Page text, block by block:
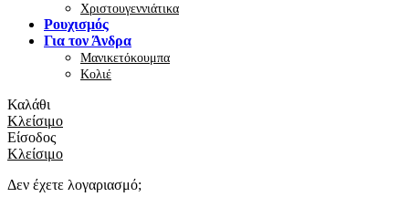
Χριστουγεννιάτικα
Ρουχισμός
Για τον Άνδρα
Μανικετόκουμπα
Κολιέ
Καλάθι
Κλείσιμο
Είσοδος
Κλείσιμο
Δεν έχετε λογαριασμό;